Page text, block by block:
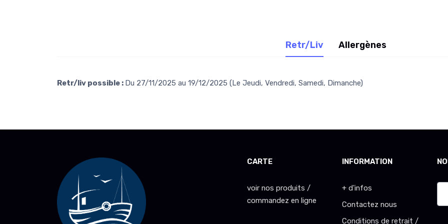
Retr/Liv Allergènes
Retr/liv possible : Du 27/11/2025 au 19/12/2025 (Le Jeudi, Vendredi, Samedi, Dimanche)
CARTE
voir nos produits /
commandez en ligne
INFORMATION
+ d'infos
Contactez nous
Conditions de retrait /